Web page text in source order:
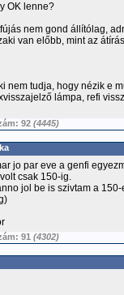
OK lenne?
nem gond állítólag,
van előbb, mint az
nem tudja, hogy nézik e
lámpa, refi
92 (4445)
jo par eve a genfi
csak 150-ig.
jol be is szivtam a
91 (4302)